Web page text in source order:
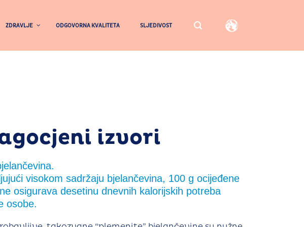
ZDRAVLJE ODGOVORNA KVALITETA SLJEDIVOST
izvori
visokom sadržaju bjelančevina, 100 g ocijeđene
osigurava desetinu dnevnih kalorijskih potreba
osobe.